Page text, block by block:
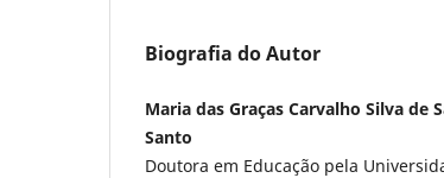
Biografia do Autor
Maria das Graças Carvalho Silva de
Santo
Doutora em Educação pela